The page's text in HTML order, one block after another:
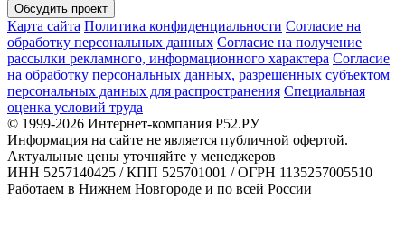
Обсудить проект
Карта сайта Политика конфиденциальности Согласие на
обработку персональных данных Согласие на получение
рассылки рекламного, информационного характера Согласие
на обработку персональных данных, разрешенных субъектом
персональных данных для распространения Специальная
оценка условий труда
© 1999-2026 Интернет-компания Р52.РУ
Информация на сайте не является публичной офертой.
Актуальные цены уточняйте у менеджеров
ИНН 5257140425 / КПП 525701001 / ОГРН 1135257005510
Работаем в Нижнем Новгороде и по всей России